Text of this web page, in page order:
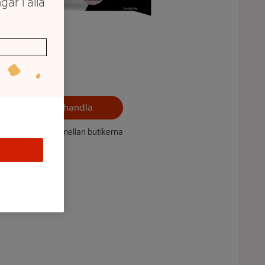
Välj butik och handla
kan variera mellan butikerna